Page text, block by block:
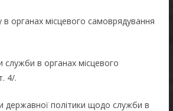
органах місцевого самоврядування
служби в органах місцевого
4/.
державної політики щодо служби в